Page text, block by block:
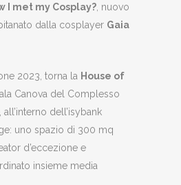
I met my Cosplay? , nuovo
dalla cosplayer Gaia
2023, torna la House of
Canova del Complesso
dell’isybank
uno spazio di 300 mq
d’eccezione e
insieme media